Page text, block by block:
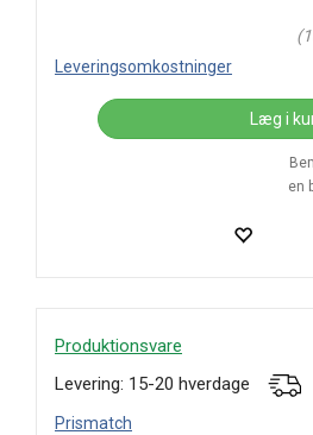
(
Leveringsomkostninger
Læg i
en
Produktionsvare
Levering: 15-20 hverdage
Prismatch